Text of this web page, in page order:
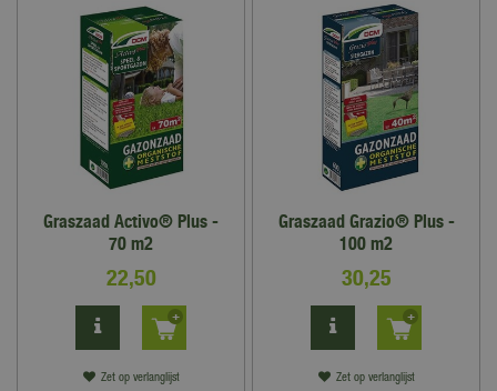
Graszaad Activo® Plus -
70 m2
22,50
Zet op verlanglijst
Graszaad Grazio® Plus -
100 m2
30,25
Zet op verlanglijst